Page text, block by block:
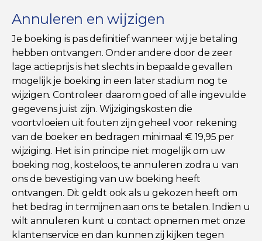
Annuleren en wijzigen
Je boeking is pas definitief wanneer wij je betaling
hebben ontvangen. Onder andere door de zeer
lage actieprijs is het slechts in bepaalde gevallen
mogelijk je boeking in een later stadium nog te
wijzigen. Controleer daarom goed of alle ingevulde
gegevens juist zijn. Wijzigingskosten die
voortvloeien uit fouten zijn geheel voor rekening
van de boeker en bedragen minimaal € 19,95 per
wijziging. Het is in principe niet mogelijk om uw
boeking nog, kosteloos, te annuleren zodra u van
ons de bevestiging van uw boeking heeft
ontvangen. Dit geldt ook als u gekozen heeft om
het bedrag in termijnen aan ons te betalen. Indien u
wilt annuleren kunt u contact opnemen met onze
klantenservice en dan kunnen zij kijken tegen